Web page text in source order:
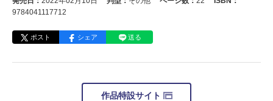
9784041117712
ポスト シェア 送る
作品特設サイト